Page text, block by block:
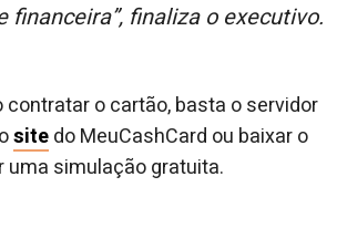
financeira”, finaliza o executivo.
contratar o cartão, basta o servidor
sitedo MeuCashCard ou baixar o
uma simulação gratuita.